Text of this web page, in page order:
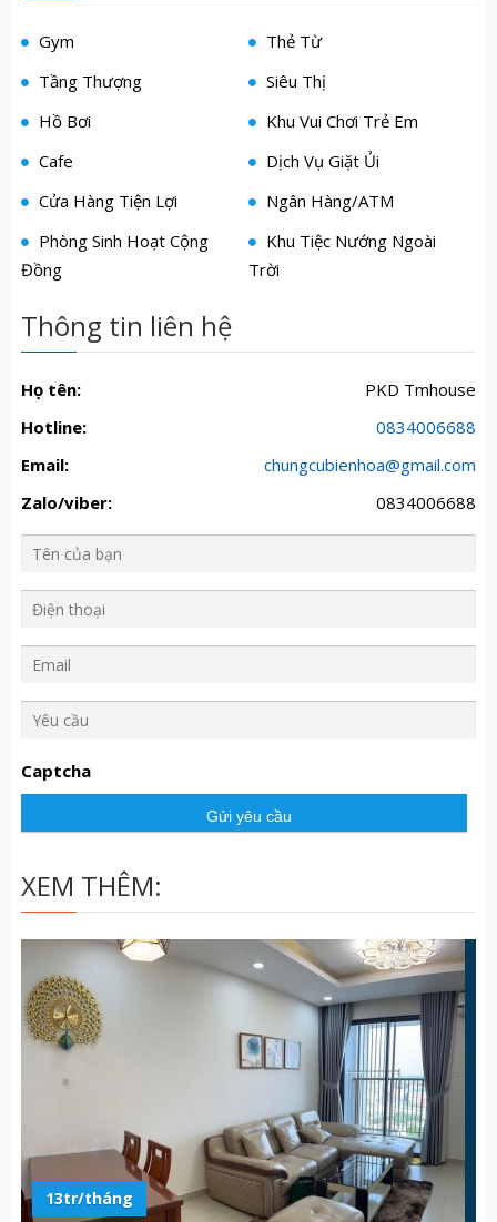
Gym
Thẻ Từ
Tầng Thượng
Siêu Thị
Hồ Bơi
Khu Vui Chơi Trẻ Em
Cafe
Dịch Vụ Giặt Ủi
Cửa Hàng Tiện Lợi
Ngân Hàng/ATM
Phòng Sinh Hoạt Cộng
Đồng
Khu Tiệc Nướng Ngoài
Trời
Thông tin liên hệ
Họ tên:
PKD Tmhouse
Hotline:
0834006688
Email:
chungcubienhoa@gmail.com
Zalo/viber:
0834006688
c
ầ
Captcha
XEM THÊM:
13tr/tháng